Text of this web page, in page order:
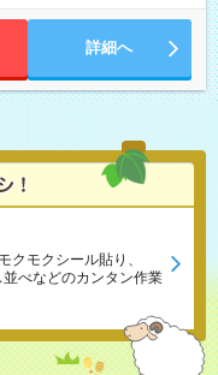
事も可能。
詳細へ
クモクシール貼り、
並べなどのカンタン作業